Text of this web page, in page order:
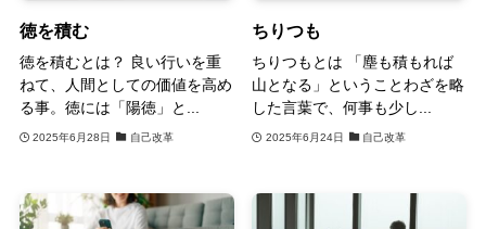
徳を積む
徳を積むとは？ 良い行いを重
ねて、人間としての価値を高め
る事。徳には「陽徳」と...
2025年6月28日 自己改革
ちりつも
ちりつもとは 「塵も積もれば
山となる」ということわざを略
した言葉で、何事も少し...
2025年6月24日 自己改革